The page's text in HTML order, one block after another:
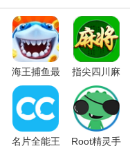
海王捕鱼最
新版官方正
版
指尖四川麻
将app最新
版
名片全能王
Root精灵手